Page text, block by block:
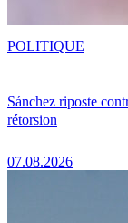
Sánchez riposte
rétorsion
07.08.2026
POLITIQUE